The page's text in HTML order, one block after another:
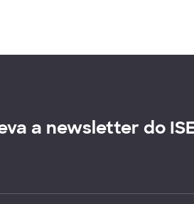
a newsletter do